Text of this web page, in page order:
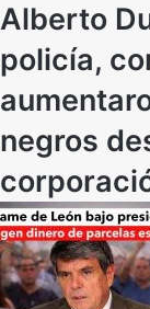
Alberto
policía,
negros